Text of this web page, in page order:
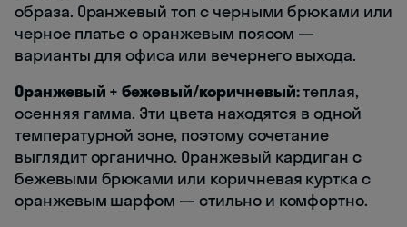
образа. Оранжевый топ с черными брюками или
черное платье с оранжевым поясом —
варианты для офиса или вечернего выхода.
Оранжевый + бежевый/коричневый:теплая,
осенняя гамма. Эти цвета находятся в одной
температурной зоне, поэтому сочетание
выглядит органично. Оранжевый кардиган с
бежевыми брюками или коричневая куртка с
оранжевым шарфом — стильно и комфортно.